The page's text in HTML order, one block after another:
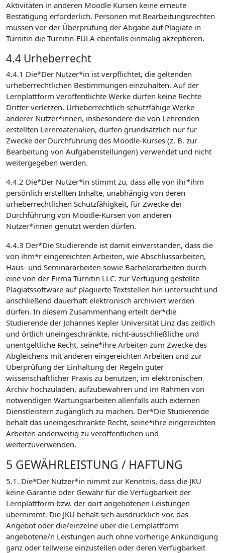
Aktivitäten in anderen Moodle Kursen keine erneute
Bestätigung erforderlich. Personen mit Bearbeitungsrechten
müssen vor der Überprüfung der Abgabe auf Plagiate in
Turnitin die Turnitin-EULA ebenfalls einmalig akzeptieren.
4.4 Urheberrecht
4.4.1 Die*Der Nutzer*in ist verpflichtet, die geltenden
urheberrechtlichen Bestimmungen einzuhalten. Auf der
Lernplattform veröffentlichte Werke dürfen keine Rechte
Dritter verletzen. Urheberrechtlich schutzfähige Werke
anderer Nutzer*innen, insbesondere die von Lehrenden
erstellten Lernmaterialien, dürfen grundsätzlich nur für
Zwecke der Durchführung des Moodle-Kurses (z. B. zur
Bearbeitung von Aufgabenstellungen) verwendet und nicht
weitergegeben werden.
4.4.2 Die*Der Nutzer*in stimmt zu, dass alle von ihr*ihm
persönlich erstellten Inhalte, unabhängig von deren
urheberrechtlichen Schutzfähigkeit, für Zwecke der
Durchführung von Moodle-Kursen von anderen
Nutzer*innen genutzt werden dürfen.
4.4.3 Der*Die Studierende ist damit einverstanden, dass die
von ihm*r eingereichten Arbeiten, wie Abschlussarbeiten,
Haus- und Seminararbeiten sowie Bachelorarbeiten durch
eine von der Firma Turnitin LLC. zur Verfügung gestellte
Plagiatssoftware auf plagiierte Textstellen hin untersucht und
anschließend dauerhaft elektronisch archiviert werden
dürfen. In diesem Zusammenhang erteilt der*die
Studierende der Johannes Kepler Universität Linz das zeitlich
und örtlich uneingeschränkte, nicht-ausschließliche und
unentgeltliche Recht, seine*ihre Arbeiten zum Zwecke des
Abgleichens mit anderen eingereichten Arbeiten und zur
Überprüfung der Einhaltung der Regeln guter
wissenschaftlicher Praxis zu benutzen, im elektronischen
Archiv hochzuladen, aufzubewahren und im Rahmen von
notwendigen Wartungsarbeiten allenfalls auch externen
Dienstleistern zugänglich zu machen. Der*Die Studierende
behält das uneingeschränkte Recht, seine*ihre eingereichten
Arbeiten anderweitig zu veröffentlichen und
weiterzuverwenden.
5 GEWÄHRLEISTUNG / HAFTUNG
5.1. Die*Der Nutzer*in nimmt zur Kenntnis, dass die JKU
keine Garantie oder Gewähr für die Verfügbarkeit der
Lernplattform bzw. der dort angebotenen Leistungen
übernimmt. Die JKU behält sich ausdrücklich vor, das
Angebot oder die/einzelne über die Lernplattform
angebotene/n Leistungen auch ohne vorherige Ankündigung
ganz oder teilweise einzustellen oder deren Verfügbarkeit